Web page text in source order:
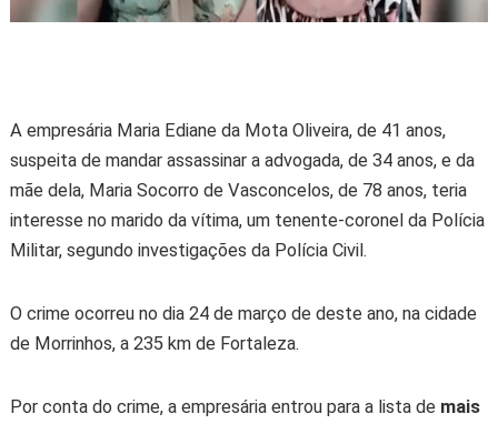
A empresária Maria Ediane da Mota Oliveira, de 41 anos,
suspeita de mandar assassinar a advogada, de 34 anos, e da
mãe dela, Maria Socorro de Vasconcelos, de 78 anos, teria
interesse no marido da vítima, um tenente-coronel da Polícia
Militar, segundo investigações da Polícia Civil.
O crime ocorreu no dia 24 de março de deste ano, na cidade
de Morrinhos, a 235 km de Fortaleza.
Por conta do crime, a empresária entrou para a lista de mais